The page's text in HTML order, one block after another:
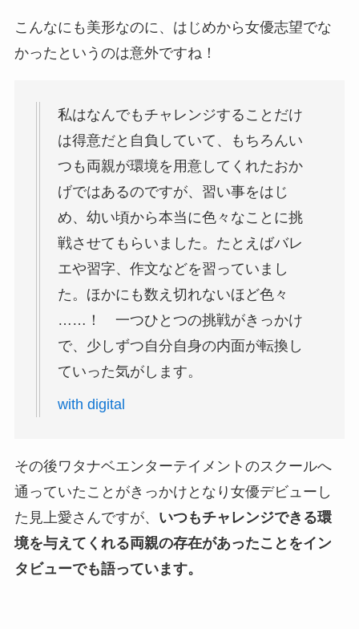
こんなにも美形なのに、はじめから女優志望でな
かったというのは意外ですね！
私はなんでもチャレンジすることだけ
は得意だと自負していて、もちろんい
つも両親が環境を用意してくれたおか
げではあるのですが、習い事をはじ
め、幼い頃から本当に色々なことに挑
戦させてもらいました。たとえばバレ
エや習字、作文などを習っていまし
た。ほかにも数え切れないほど色々
……！ 一つひとつの挑戦がきっかけ
で、少しずつ自分自身の内面が転換し
ていった気がします。
with digital
その後ワタナベエンターテイメントのスクールへ
通っていたことがきっかけとなり女優デビューし
た見上愛さんですが、 いつもチャレンジできる環
境を与えてくれる両親の存在があったことをイン
タビューでも語っています。